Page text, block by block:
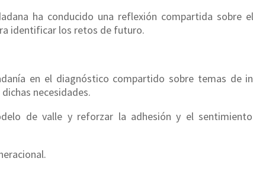
ha conducido una reflexión compartida sobre
identificar los retos de futuro.
en el diagnóstico compartido sobre temas de
necesidades.
de valle y reforzar la adhesión y el